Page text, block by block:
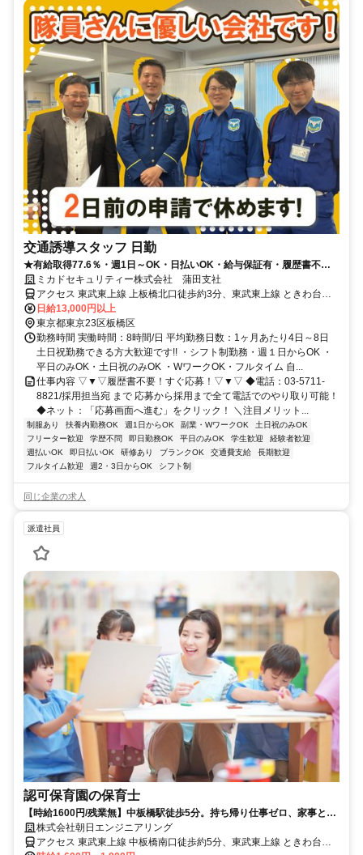
交通誘導スタッフ 日勤
★有給取得77.6％・週1日～OK・日払いOK・給与保証有・履歴書不要
★ ミカドセキュリティー株式会社 蒲田支社
アクセス 東武東上線 上板橋北口徒歩約3分、東武東上線 ときわ台
（東京都）南口徒歩約13分、東武東上線 東武練馬東口徒歩約19分
日給13,000円以上
東京都東京23区板橋区
勤務時間 実働時間：8時間/日 平均勤務日数：1ヶ月あたり4日～8日
土日祝勤務できる方大歓迎です!! ・シフト制勤務・週１日からOK ・
平日のみOK・土日祝のみOK ・WワークOK・フルタイム 自...
仕事内容 ▽▼▽履歴書不要！すぐ応募！▽▼▽ ◆電話：03-5711-
8821/採用担当宛 まで 応募から採用まで全て電話でのやり取り可能！
◆ネット：「応募画面へ進む」をクリック！ ＼注目メリット...
制服あり 扶養内勤務OK 週1日からOK 副業・WワークOK
土日祝のみOK
フリーター歓迎
学歴不問 即日勤務OK 平日のみOK 学生歓迎
経験者歓迎
週払いOK
即日払いOK 研修あり ブランクOK 交通費支給
長期歓迎
フルタイム歓迎
週2・3日からOK シフト制
同じ企業の求人
派遣社員
認可保育園の保育士
【時給1600円/残業無】中板橋駅徒歩5分。持ち帰り仕事ゼロ、家事との
両立も万全。
株式会社朝日エンジニアリング
アクセス 東武東上線 中板橋南口徒歩約5分、東武東上線 ときわ台